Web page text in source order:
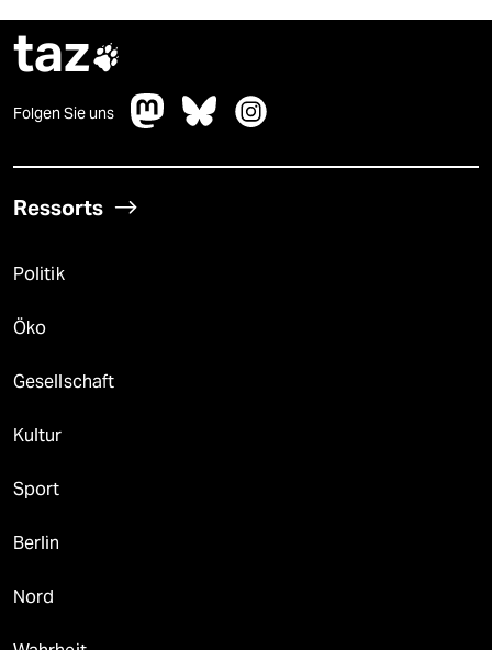
taz
Folgen Sie uns
Ressorts
Politik
Öko
Gesellschaft
Kultur
Sport
Berlin
Nord